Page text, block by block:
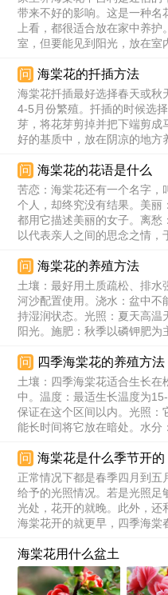
带来不好的影响。这是一种名
上看，都很适合放在家中养
室，但要能见到阳光，放在室
问 海棠花的扦插方法
海棠花扦插最好选择春天或秋
4-5月份繁殖。扦插的时候选
芽，将花芽剪掉并把下端剪成
好的基质中，放在阴凉的地方
问 海棠花的花语是什么
苦恋：海棠花还有一个名字，
个人，却终究没有结果。美丽
都用它描述美丽的女子。离愁
以代表亲人之间的思念之情，
问 海棠花的养殖方法
土壤：最好用土质疏松、排水
河沙配置使用。浇水：盆中不
持湿润状态。光照：夏天高温
阳光。施肥：秋季以磷钾肥为
问 四季海棠花的养殖方法
土壤：四季海棠花适合生长在
中。温度：最适生长温度为
保证在这个区间以内。光照：
能长时间将它放在暗处。水分
问 海棠花是什么季节开的
正常情况下都是春季四月到
给予的光照情况。若是光照足
光处，花开的就晚。此外，还
海棠花开的就更早，四季海棠
海棠花用什么盆土